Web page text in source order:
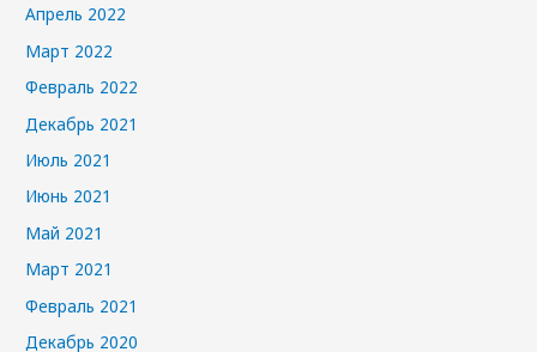
Апрель 2022
Март 2022
Февраль 2022
Декабрь 2021
Июль 2021
Июнь 2021
Май 2021
Март 2021
Февраль 2021
Декабрь 2020